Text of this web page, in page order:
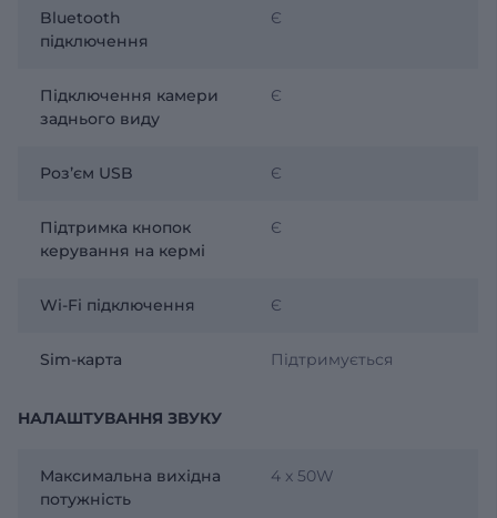
Bluetooth
підключення
Є
Підключення камери
заднього виду
Є
Розʼєм USB Є
Підтримка кнопок
керування на кермі
Є
Wi-Fi підключення Є
Sim-карта Підтримується
НАЛАШТУВАННЯ ЗВУКУ
Максимальна вихідна
потужність
4 x 50W